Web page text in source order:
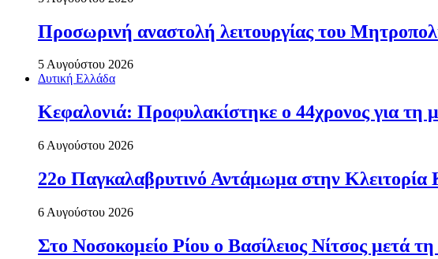
Προσωρινή αναστολή λειτουργίας του
5 Αυγούστου 2026
Δυτική Ελλάδα
Κεφαλονιά: Προφυλακίστηκε ο 44χρονος για τη
6 Αυγούστου 2026
22ο Παγκαλαβρυτινό Αντάμωμα στην
6 Αυγούστου 2026
Στο Νοσοκομείο Ρίου ο Βασίλειος Νίτσος μετά